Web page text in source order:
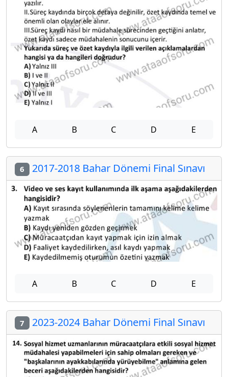
A B C D E
6 2017-2018 Bahar Dönemi Final Sınavı
A B C D E
7 2023-2024 Bahar Dönemi Final Sınavı